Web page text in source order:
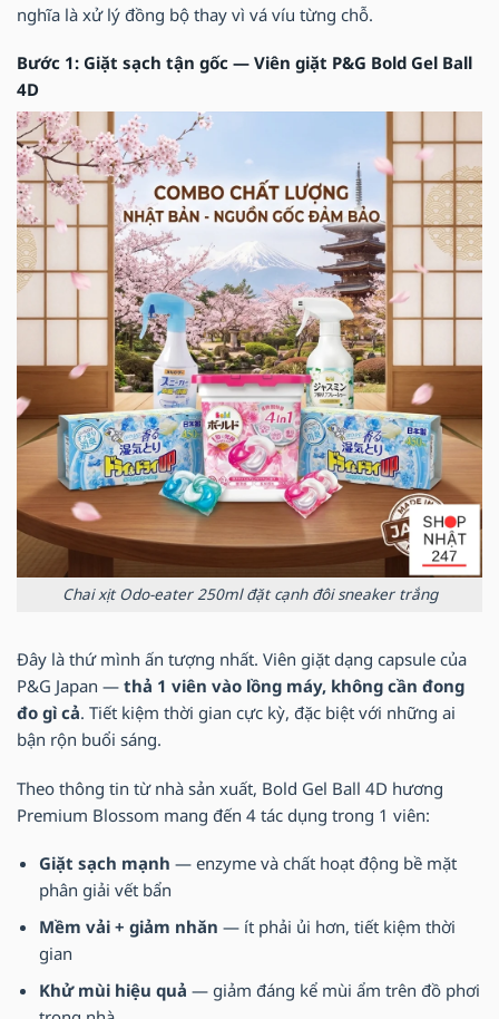
nghĩa là xử lý đồng bộ thay vì vá víu từng chỗ.
Bước 1: Giặt sạch tận gốc — Viên giặt P&G Bold Gel Ball
4D
Chai xịt Odo-eater 250ml đặt cạnh đôi sneaker trắng
Đây là thứ mình ấn tượng nhất. Viên giặt dạng capsule của
P&G Japan — thả 1 viên vào lồng máy, không cần đong
đo gì cả. Tiết kiệm thời gian cực kỳ, đặc biệt với những ai
bận rộn buổi sáng.
Theo thông tin từ nhà sản xuất, Bold Gel Ball 4D hương
Premium Blossom mang đến 4 tác dụng trong 1 viên:
Giặt sạch mạnh — enzyme và chất hoạt động bề mặt
phân giải vết bẩn
Mềm vải + giảm nhăn — ít phải ủi hơn, tiết kiệm thời
gian
Khử mùi hiệu quả — giảm đáng kể mùi ẩm trên đồ phơi